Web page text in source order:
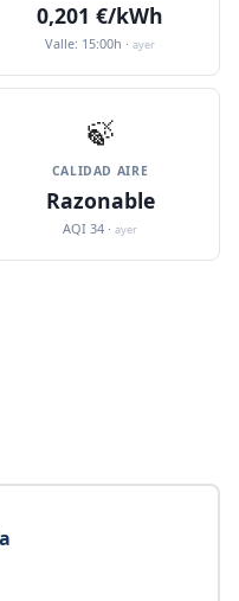
0,201 €/kWh
Valle: 15:00h · ayer
🍃
CALIDAD AIRE
Razonable
AQI 34 · ayer